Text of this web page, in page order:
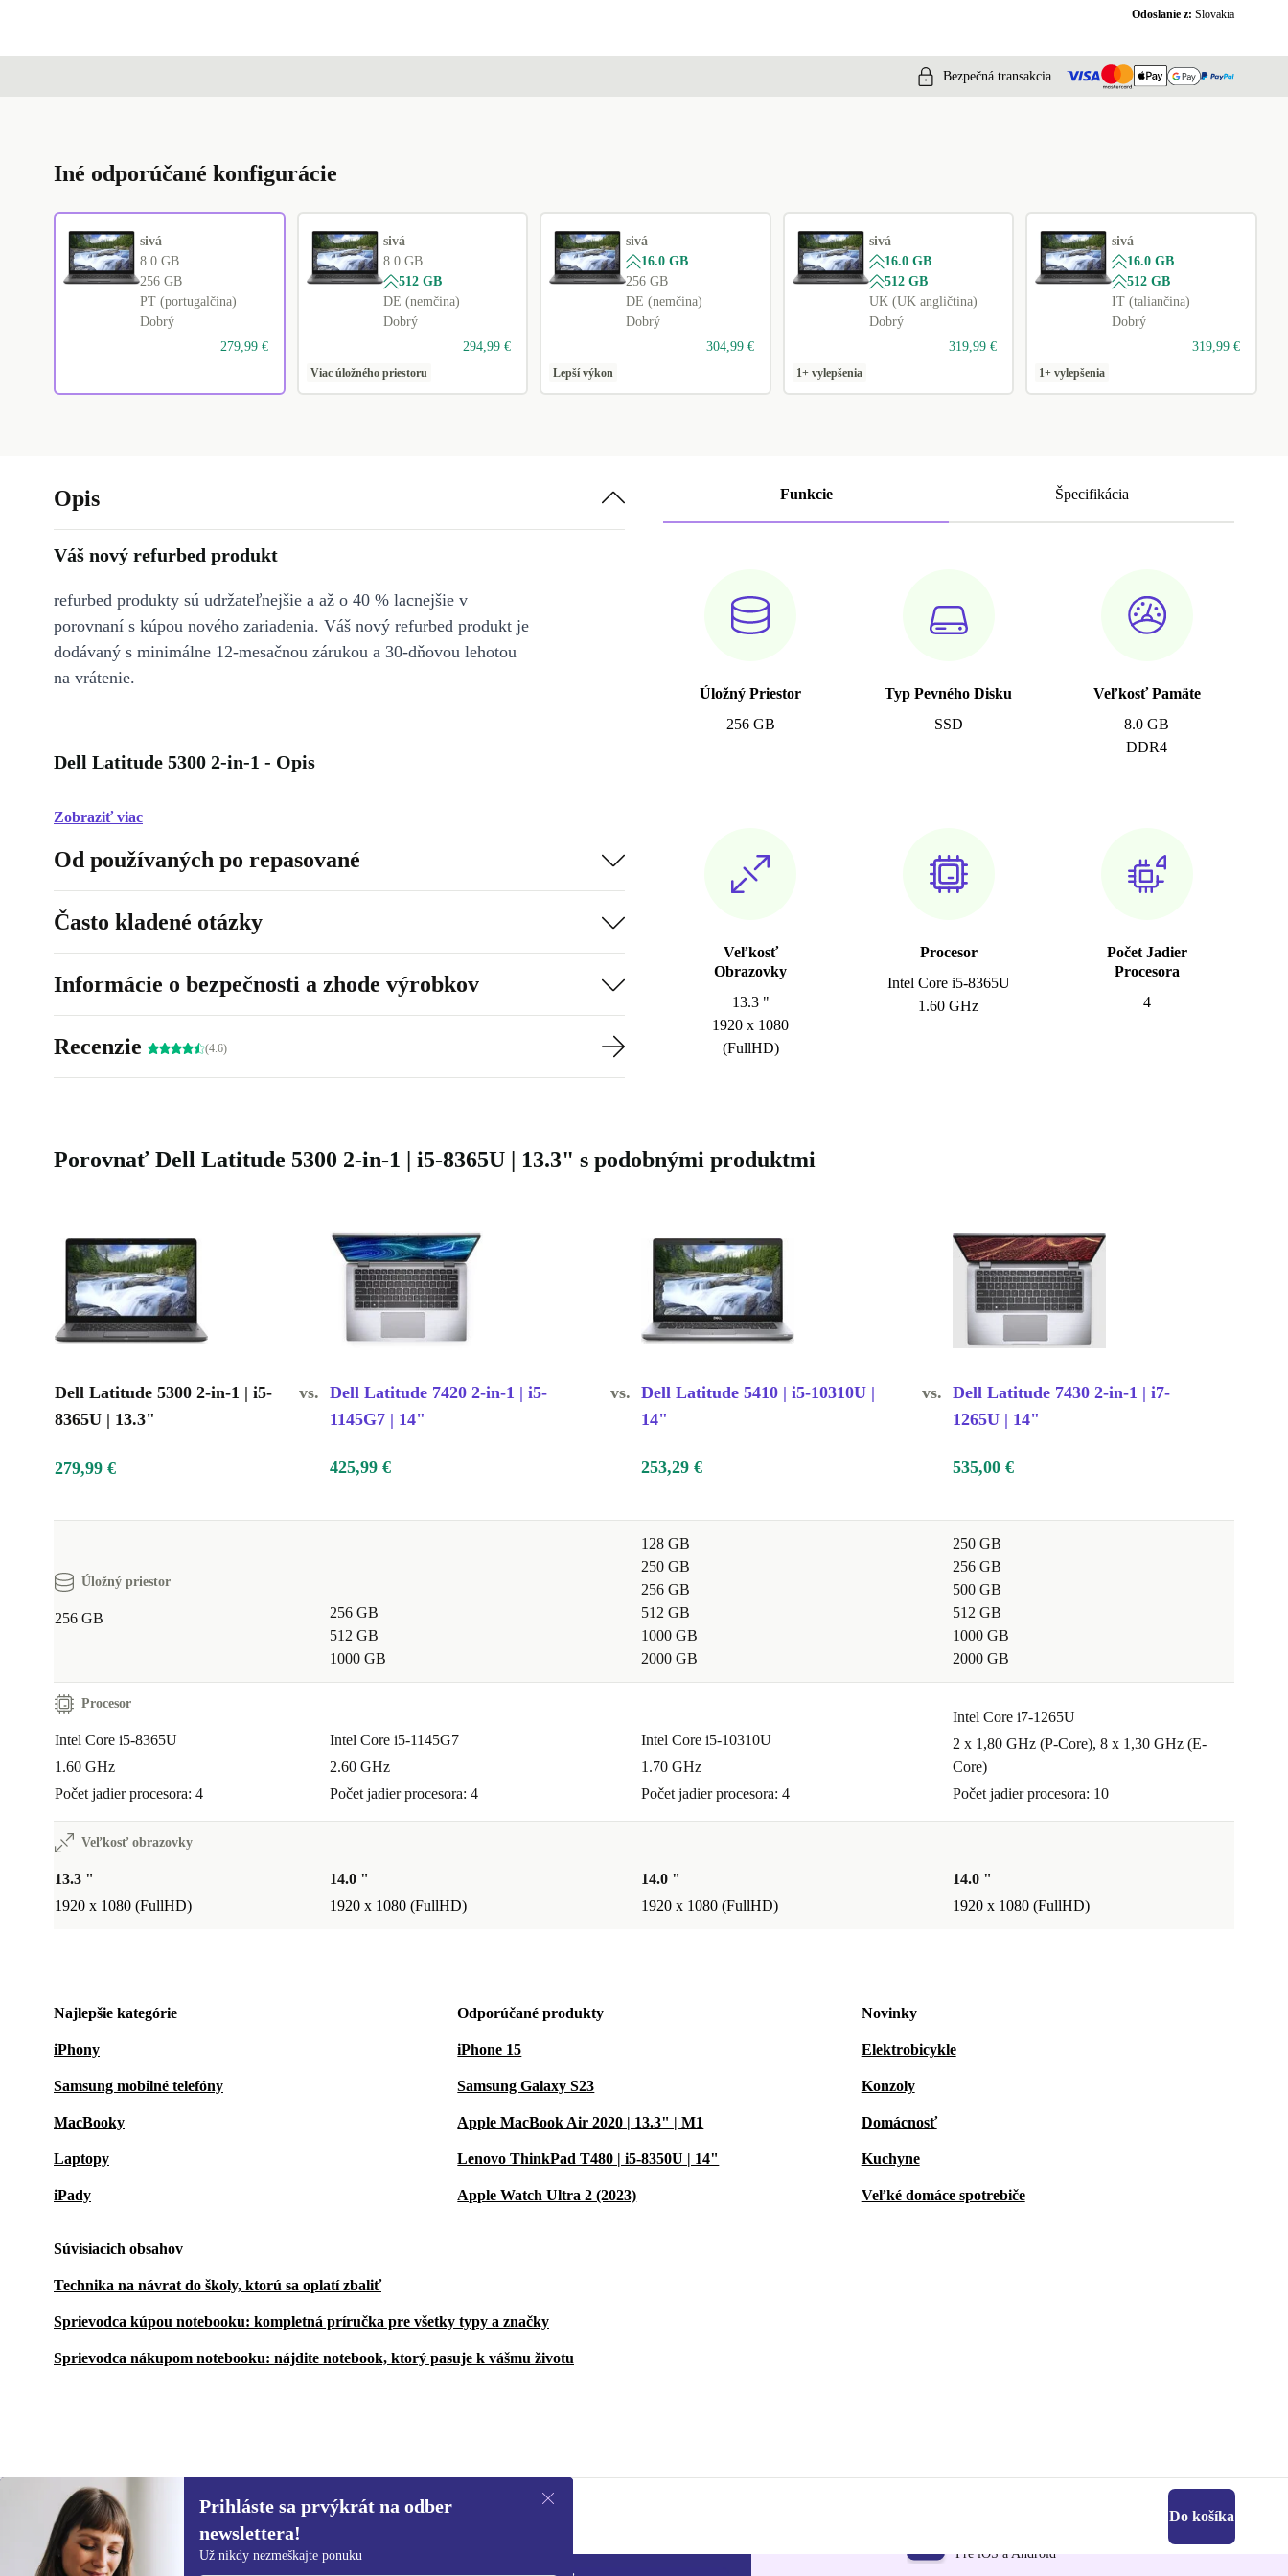
Odoslanie z: Slovakia
Bezpečná transakcia
Iné odporúčané konfigurácie
sivá
8.0 GB
256 GB
PT (portugalčina)
Dobrý
279,99 €
sivá
8.0 GB
512 GB
DE (nemčina)
Dobrý
294,99 €
Viac úložného priestoru
sivá
16.0 GB
256 GB
DE (nemčina)
Dobrý
304,99 €
Lepší výkon
sivá
16.0 GB
512 GB
UK (UK angličtina)
Dobrý
319,99 €
1+ vylepšenia
sivá
16.0 GB
512 GB
IT (taliančina)
Dobrý
319,99 €
1+ vylepšenia
Funkcie Špecifikácia
Úložný Priestor
256 GB
Typ Pevného Disku
SSD
Veľkosť Pamäte
8.0 GB
DDR4
Veľkosť
Obrazovky
13.3 "
1920 x 1080
(FullHD)
Procesor
Intel Core i5-8365U
1.60 GHz
Počet Jadier
Procesora
4
Opis
Váš nový refurbed produkt
refurbed produkty sú udržateľnejšie a až o 40 % lacnejšie v
porovnaní s kúpou nového zariadenia. Váš nový refurbed produkt je
dodávaný s minimálne 12-mesačnou zárukou a 30-dňovou lehotou
na vrátenie.
Dell Latitude 5300 2-in-1 - Opis
Zobraziť viac
Od používaných po repasované
Často kladené otázky
Informácie o bezpečnosti a zhode výrobkov
Recenzie (4.6)
Porovnať Dell Latitude 5300 2-in-1 | i5-8365U | 13.3" s podobnými produktmi
Dell Latitude 5300 2-in-1 | i5-
8365U | 13.3"
vs. Dell Latitude 7420 2-in-1 | i5-
1145G7 | 14"
vs. Dell Latitude 5410 | i5-10310U |
14"
vs. Dell Latitude 7430 2-in-1 | i7-
1265U | 14"
279,99 € 425,99 € 253,29 € 535,00 €
Úložný priestor
256 GB
256 GB
512 GB
1000 GB
128 GB
250 GB
256 GB
512 GB
1000 GB
2000 GB
250 GB
256 GB
500 GB
512 GB
1000 GB
2000 GB
Procesor
Intel Core i5-8365U
1.60 GHz
Počet jadier procesora: 4
Intel Core i5-1145G7
2.60 GHz
Počet jadier procesora: 4
Intel Core i5-10310U
1.70 GHz
Počet jadier procesora: 4
Intel Core i7-1265U
2 x 1,80 GHz (P-Core), 8 x 1,30 GHz (E-
Core)
Počet jadier procesora: 10
Veľkosť obrazovky
13.3 "
1920 x 1080 (FullHD)
14.0 "
1920 x 1080 (FullHD)
14.0 "
1920 x 1080 (FullHD)
14.0 "
1920 x 1080 (FullHD)
Najlepšie kategórie
iPhony
Samsung mobilné telefóny
MacBooky
Laptopy
iPady
Odporúčané produkty
iPhone 15
Samsung Galaxy S23
Apple MacBook Air 2020 | 13.3" | M1
Lenovo ThinkPad T480 | i5-8350U | 14"
Apple Watch Ultra 2 (2023)
Novinky
Elektrobicykle
Konzoly
Domácnosť
Kuchyne
Veľké domáce spotrebiče
Súvisiacich obsahov
Technika na návrat do školy, ktorú sa oplatí zbaliť
Sprievodca kúpou notebooku: kompletná príručka pre všetky typy a značky
Sprievodca nákupom notebooku: nájdite notebook, ktorý pasuje k vášmu životu
279,99 € Do košíka
Prihláste sa prvýkrát na odber
newslettera!
Už nikdy nezmeškajte ponuku
Prihláste sa prvýkrát na
newsletter!
Pre iOS a Android